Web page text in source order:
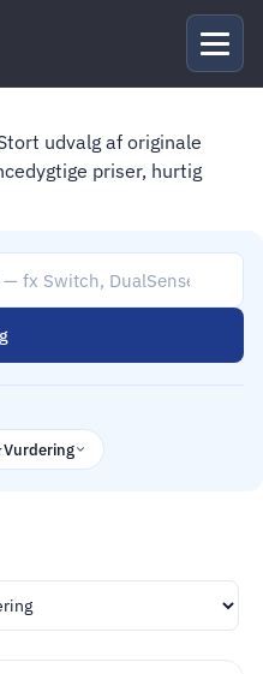
udvalg af originale
priser, hurtig
Vurdering